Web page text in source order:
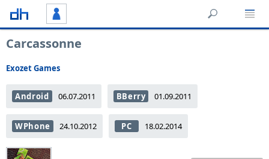
Carcassonne
Exozet Games
Android 06.07.2011 BBerry 01.09.2011
WPhone 24.10.2012 PC 18.02.2014